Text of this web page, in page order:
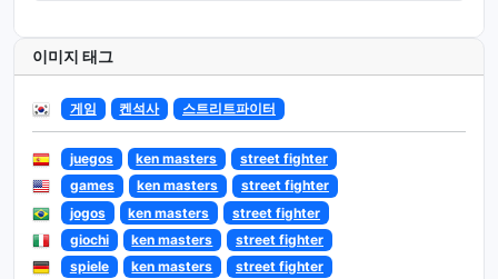
이미지 태그
게임 켄석사 스트리트파이터
juegos ken masters
street fighter
games
ken masters
street fighter
jogos
ken masters
street fighter
giochi
ken masters
street fighter
spiele
ken masters
street fighter